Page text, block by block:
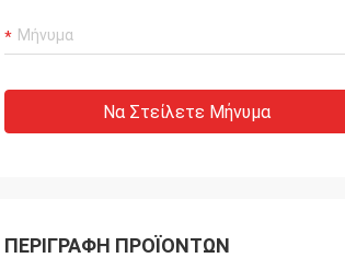
Να Στείλετε Μήνυμα
ΠΕΡΙΓΡΑΦΉ ΠΡΟΪΌΝΤΩΝ